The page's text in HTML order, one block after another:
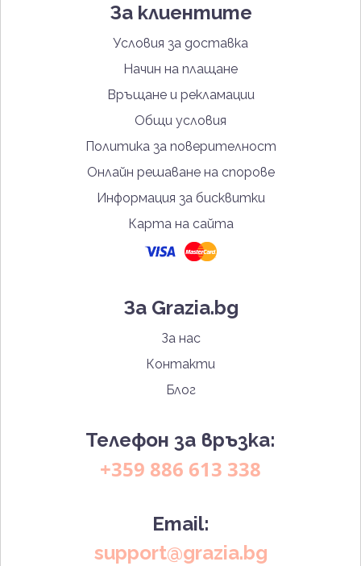
За клиентите
Условия за доставка
Начин на плащане
Връщане и рекламации
Общи условия
Политика за поверителност
Онлайн решаване на спорове
Информация за бисквитки
Карта на сайта
За Grazia.bg
За нас
Контакти
Блог
Телефон за връзка:
+359 886 613 338
Email:
support@grazia.bg